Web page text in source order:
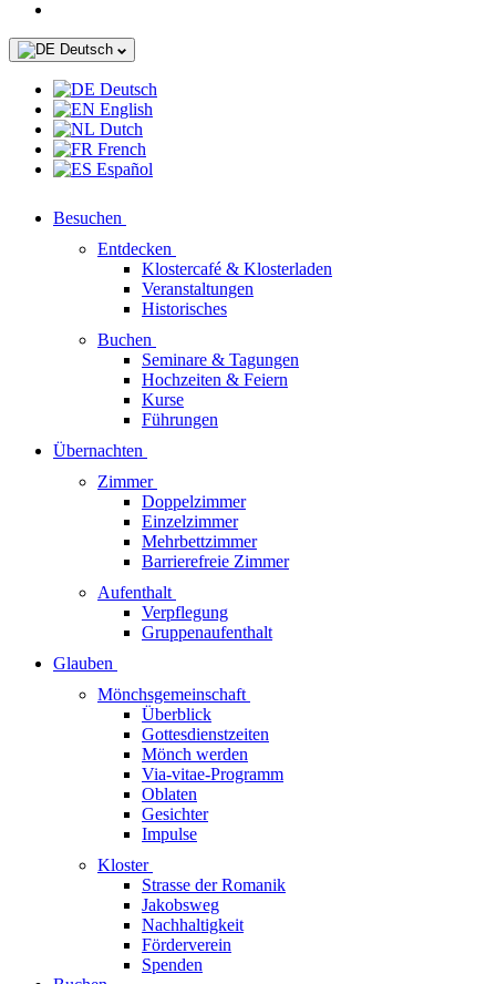
Deutsch
Deutsch
English
Dutch
French
Español
Besuchen
Entdecken
Klostercafé & Klosterladen
Veranstaltungen
Historisches
Buchen
Seminare & Tagungen
Hochzeiten & Feiern
Kurse
Führungen
Übernachten
Zimmer
Doppelzimmer
Einzelzimmer
Mehrbettzimmer
Barrierefreie Zimmer
Aufenthalt
Verpflegung
Gruppenaufenthalt
Glauben
Mönchsgemeinschaft
Überblick
Gottesdienstzeiten
Mönch werden
Via-vitae-Programm
Oblaten
Gesichter
Impulse
Kloster
Strasse der Romanik
Jakobsweg
Nachhaltigkeit
Förderverein
Spenden